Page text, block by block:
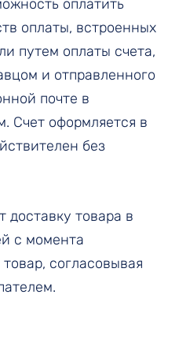
оплатить
оплаты, встроенных
путем оплаты счета,
и отправленного
почте в
Счет оформляется в
без
доставку товара в
с момента
согласовывая